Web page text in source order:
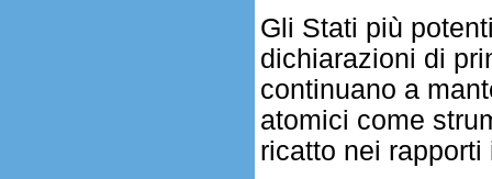
Gli Stati più
dichiarazioni di
continuano a
atomici come
ricatto nei